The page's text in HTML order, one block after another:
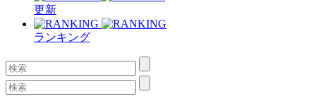
更新
ランキング